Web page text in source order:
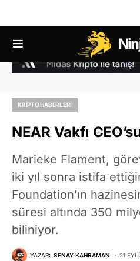
KRIPTO HABERLERI
NEAR Vakfı
Marieke Flament,
iki yıl sonra istifa
Foundation’ın
süresi altında 350
biliniyor.
YAZAR: SENAY KAHRAMAN 21